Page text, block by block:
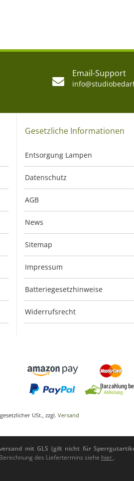
Email-Support
Gesetzliche Informationen
Entsorgung Lampen
Datenschutz
AGB
News
Sitemap
Impressum
Batteriegesetzhinweise
Widerrufsrecht
USt., zzgl. Versand
mit GLS (gilt nicht für
des Liefertermins siehe hier .